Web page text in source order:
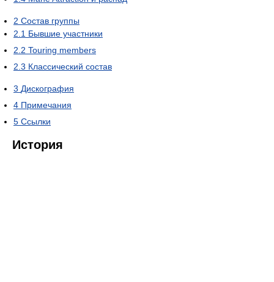
2 Состав группы
2.1 Бывшие участники
2.2 Touring members
2.3 Классический состав
3 Дискография
4 Примечания
5 Ссылки
История